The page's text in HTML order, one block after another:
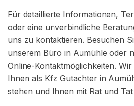
Für detaillierte Informationen,
oder eine unverbindliche
uns zu kontaktieren. Besuchen
unserem Büro in Aumühle oder
Online-Kontaktmöglichkeiten.
Ihnen als Kfz Gutachter in
stehen und Ihnen mit Rat und